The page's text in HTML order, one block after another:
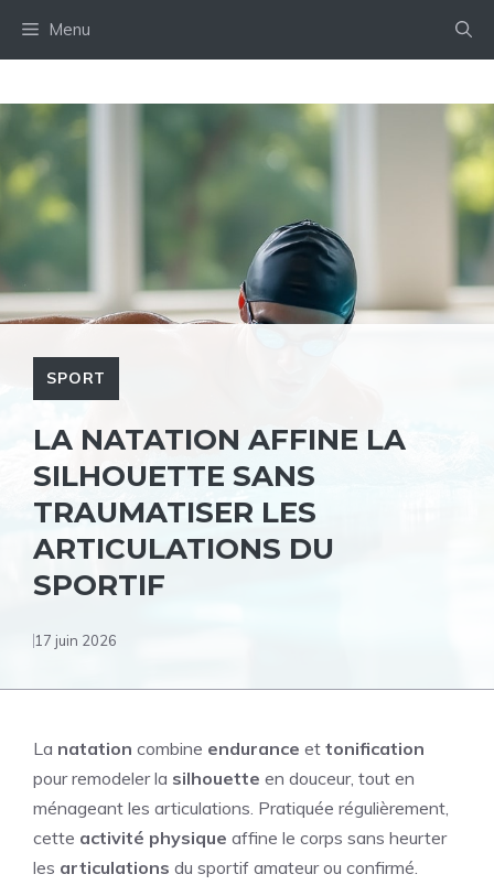
Menu
SPORT
LA NATATION AFFINE LA
SILHOUETTE SANS
TRAUMATISER LES
ARTICULATIONS DU
SPORTIF
17 juin 2026
La natation combine endurance et tonification
pour remodeler la silhouette en douceur, tout en
ménageant les articulations. Pratiquée régulièrement,
cette activité physique affine le corps sans heurter
les articulations du sportif amateur ou confirmé.